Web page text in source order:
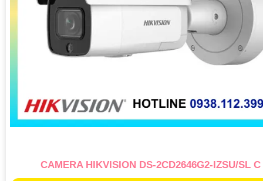
CAMERA HIKVISION DS-2CD2646G2-IZSU/SL C